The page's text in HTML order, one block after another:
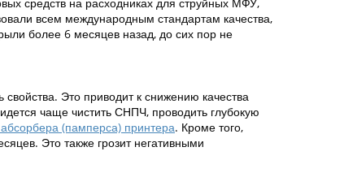
всем международным стандартам качества,
более 6 месяцев назад, до сих пор не
Это приводит к снижению качества
чаще чистить СНПЧ, проводить глубокую
(памперса) принтера. Кроме того,
Это также грозит негативными